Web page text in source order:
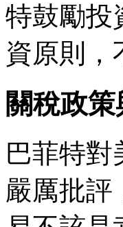
特鼓勵投
資原則，
關稅政
巴菲特對
嚴厲批評